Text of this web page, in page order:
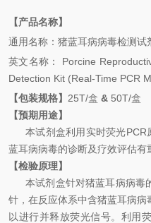
【产品名称】
通用名称 ： 猪蓝耳病病毒检测试
英文名称 ： Porcine
Detection Kit (Real-Time PCR
【包装规格】 25T/盒 & 50T/盒
【预期用途】
本试剂盒利用 实时荧光PCR
蓝耳病病毒的诊断及疗效评估有
【检验原理】
本试剂盒针对猪蓝耳病病毒
针，在反应体系中含猪蓝耳病病
以进行并释放荧光信号。利用